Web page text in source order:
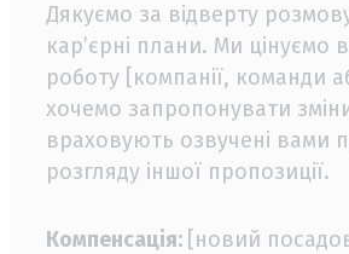
Дякуємо за відверту
кар’єрні плани. Ми цінуємо
роботу [компанії, команди
хочемо запропонувати
враховують озвучені вами
розгляду іншої пропозиції.
Компенсація: [новий